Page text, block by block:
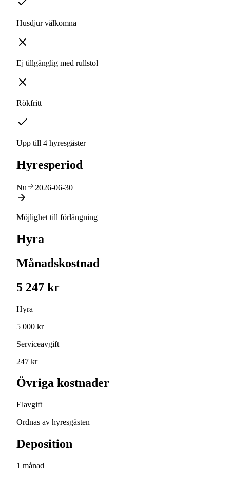
Husdjur välkomna
Ej tillgänglig med rullstol
Rökfritt
Upp till 4 hyresgäster
Hyresperiod
Nu 2026-06-30
Möjlighet till förlängning
Hyra
Månadskostnad
5 247 kr
Hyra
5 000 kr
Serviceavgift
247 kr
Övriga kostnader
Elavgift
Ordnas av hyresgästen
Deposition
1 månad